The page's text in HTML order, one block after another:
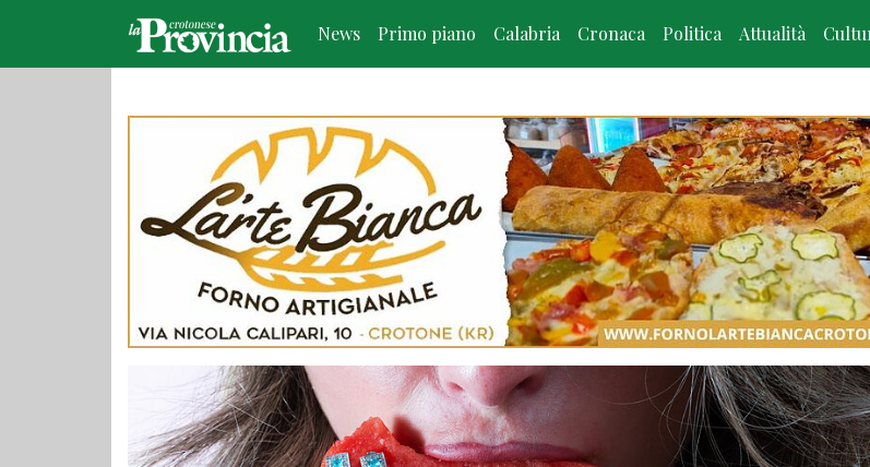
News Primo piano Calabria Cronaca Politica Attualità